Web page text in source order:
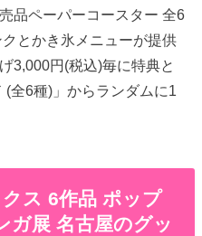
品ペーパーコースター 全6
とかき氷メニューが提供
3,000円(税込)毎に特典と
(全6種)」からランダムに1
ス 6作品 ポップ
ガ展 名古屋のグッ